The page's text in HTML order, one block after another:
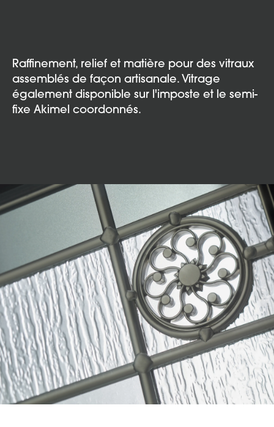
Raffinement, relief et matière pour des vitraux
assemblés de façon artisanale. Vitrage
également disponible sur l'imposte et le semi-
fixe Akimel coordonnés.